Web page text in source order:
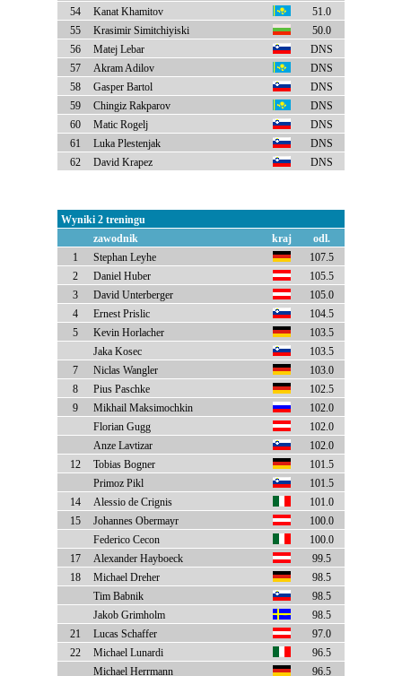
54
Kanat Khamitov
51.0
55
Krasimir Simitchiyiski
50.0
56
Matej Lebar
DNS
57
Akram Adilov
DNS
58
Gasper Bartol
DNS
59
Chingiz Rakparov
DNS
60
Matic Rogelj
DNS
61
Luka Plestenjak
DNS
62
David Krapez DNS
Wyniki 2 treningu
zawodnik
kraj
odl.
1
Stephan Leyhe
107.5
2
Daniel Huber
105.5
3
David Unterberger
105.0
4
Ernest Prislic
104.5
5
Kevin Horlacher
103.5
Jaka Kosec
103.5
7
Niclas Wangler
103.0
8
Pius Paschke
102.5
9
Mikhail Maksimochkin
102.0
Florian Gugg
102.0
Anze Lavtizar
102.0
12
Tobias Bogner
101.5
Primoz Pikl
101.5
14
Alessio de Crignis
101.0
15
Johannes Obermayr
100.0
Federico Cecon
100.0
17
Alexander Hayboeck
99.5
18
Michael Dreher
98.5
Tim Babnik
98.5
Jakob Grimholm
98.5
21
Lucas Schaffer
97.0
22
Michael Lunardi
96.5
Michael Herrmann
96.5